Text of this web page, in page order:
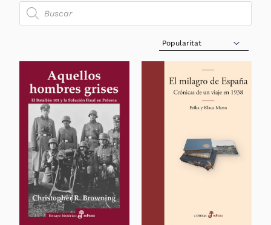
Sort Products